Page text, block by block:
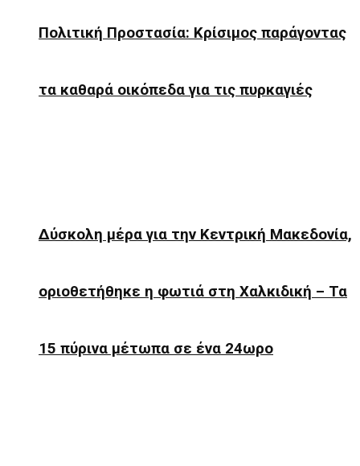
Πολιτική Προστασία: Κρίσιμος παράγοντας
τα καθαρά οικόπεδα για τις πυρκαγιές
Δύσκολη μέρα για την Κεντρική Μακεδονία,
oριοθετήθηκε η φωτιά στη Χαλκιδική – Τα
15 πύρινα μέτωπα σε ένα 24ωρο